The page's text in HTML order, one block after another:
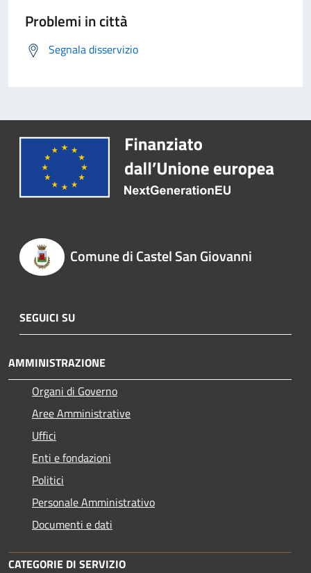
Problemi in città
Segnala disservizio
Comune di Castel San Giovanni
SEGUICI SU
AMMINISTRAZIONE
Organi di Governo
Aree Amministrative
Uffici
Enti e fondazioni
Politici
Personale Amministrativo
Documenti e dati
CATEGORIE DI SERVIZIO